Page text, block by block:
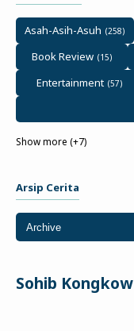
Asah-Asih-Asuh
Book Review
Entertainment
Show more (+7)
Arsip Cerita
Sohib Kongkow